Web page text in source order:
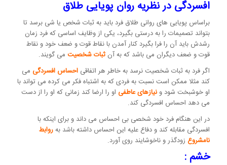
افسردگی در نظریه روان پویایی طلاق
براساس پویایی های روانی طلاق فرد باید به ثبات شخص یا شی برسد تا
بتواند تصمیمات را به درستی بگیرد، یکی از وظایف اساسی که فرد زمان
رشدش باید آن را فرا بگیرد کنار آمدن با نقاط قوت و ضعف خود و نقاط
قوت و ضعف دیگران می باشد که به آنثبات شخصیتمی گویند.
اگر فرد به ثبات شخصیت نرسد به خاطر هر اتفاقی احساس افسردگی می
کند مثلا ممکن است نسبت به فردی که به اشتباه فکر می کرده می تواند با
او خوشبخت شود و نیازهای عاطفی او را ارضا کند زمانی که او را از دست
می دهد احساس افسردگی کند.
در این هنگام فرد خود شخصی بی احساس می داند و برای اینکه با
افسردگی مقابله کند و دفاع علیه این احساس داشته باشد بهروابط
نامشروع زودگذر و ناخوشایند روی آورد.
خشم :